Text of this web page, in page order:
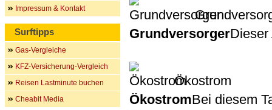
GrundversorgerDieser
Ökostrom
ÖkostromBei diesem
Impressum & Kontakt
Surftipps
Gas-Vergleiche
KFZ-Versicherung-Vergleich
Reisen Lastminute buchen
Cheabit Media